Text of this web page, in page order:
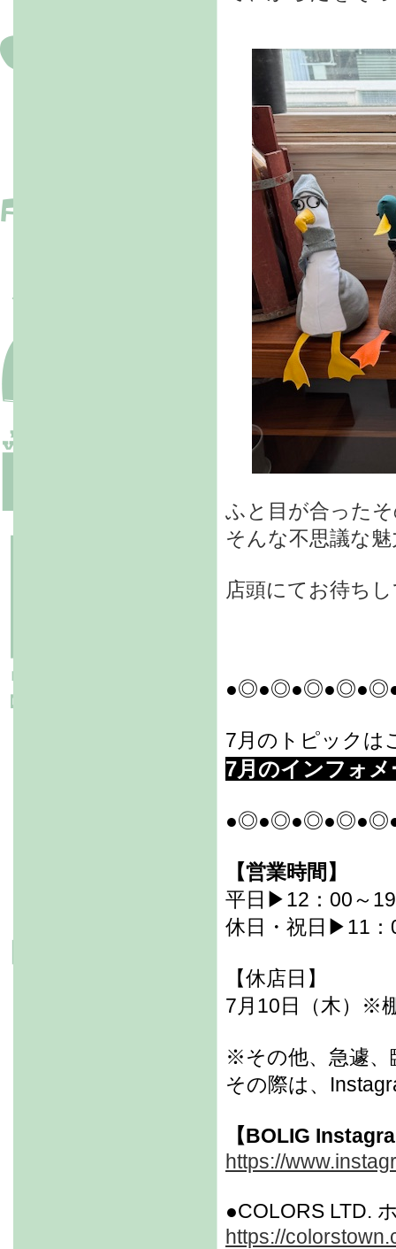
ふと目が合った
そんな不思議な
店頭にてお待ち
7月のトピックは
7月のインフォ
【営業時間】
平日▶12：00～
休日・祝日▶11：
【休店日】
7月10日（木）※
※その他、急遽、
その際は、
【BOLIG
https://
●COLORS LTD.
https://